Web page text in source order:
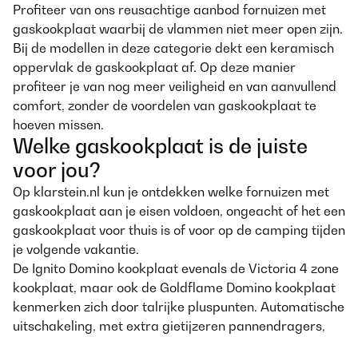
Profiteer van ons reusachtige aanbod fornuizen met
gaskookplaat waarbij de vlammen niet meer open zijn.
Bij de modellen in deze categorie dekt een keramisch
oppervlak de gaskookplaat af. Op deze manier
profiteer je van nog meer veiligheid en van aanvullend
comfort, zonder de voordelen van gaskookplaat te
hoeven missen.
Welke gaskookplaat is de juiste
voor jou?
Op klarstein.nl kun je ontdekken welke fornuizen met
gaskookplaat aan je eisen voldoen, ongeacht of het een
gaskookplaat voor thuis is of voor op de camping tijden
je volgende vakantie.
De Ignito Domino kookplaat evenals de Victoria 4 zone
kookplaat, maar ook de Goldflame Domino kookplaat
kenmerken zich door talrijke pluspunten. Automatische
uitschakeling, met extra gietijzeren pannendragers,